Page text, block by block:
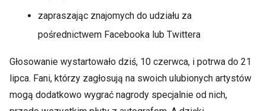
zapraszając znajomych do udziału za
pośrednictwem Facebooka lub Twittera
Głosowanie wystartowało dziś, 10 czerwca, i potrwa do 21
lipca. Fani, którzy zagłosują na swoich ulubionych artystów
mogą dodatkowo wygrać nagrody specjalnie od nich,